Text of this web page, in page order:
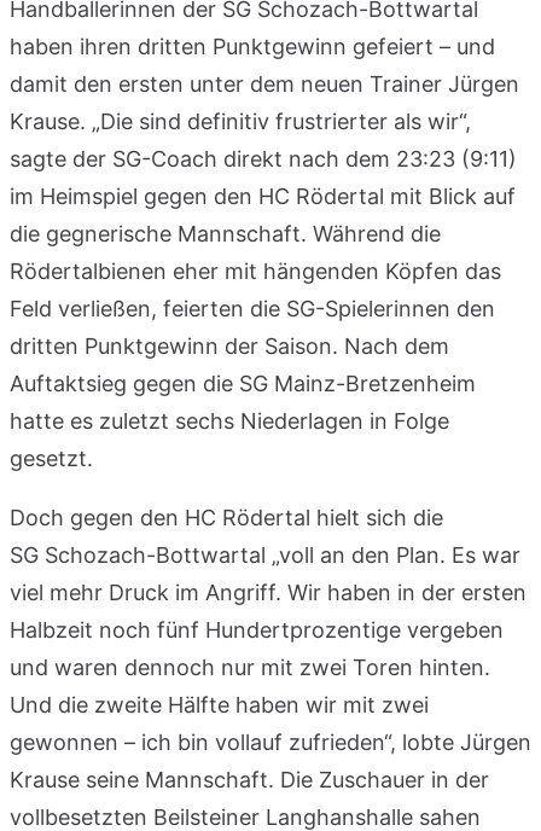
Handballerinnen der SG Schozach-Bottwartal
haben ihren dritten Punktgewinn gefeiert – und
damit den ersten unter dem neuen Trainer Jürgen
Krause. „Die sind definitiv frustrierter als wir“,
sagte der SG-Coach direkt nach dem 23:23 (9:11)
im Heimspiel gegen den HC Rödertal mit Blick auf
die gegnerische Mannschaft. Während die
Rödertalbienen eher mit hängenden Köpfen das
Feld verließen, feierten die SG-Spielerinnen den
dritten Punktgewinn der Saison. Nach dem
Auftaktsieg gegen die SG Mainz-Bretzenheim
hatte es zuletzt sechs Niederlagen in Folge
gesetzt.
Doch gegen den HC Rödertal hielt sich die
SG Schozach-Bottwartal „voll an den Plan. Es war
viel mehr Druck im Angriff. Wir haben in der ersten
Halbzeit noch fünf Hundertprozentige vergeben
und waren dennoch nur mit zwei Toren hinten.
Und die zweite Hälfte haben wir mit zwei
gewonnen – ich bin vollauf zufrieden“, lobte Jürgen
Krause seine Mannschaft. Die Zuschauer in der
vollbesetzten Beilsteiner Langhanshalle sahen